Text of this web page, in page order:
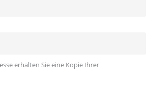
erhalten Sie eine Kopie Ihrer